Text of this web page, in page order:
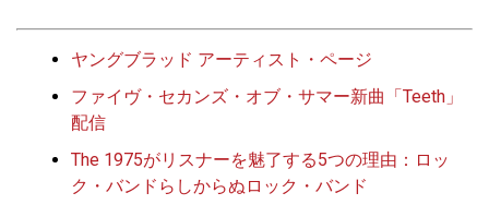
ヤングブラッド アーティスト・ページ
ファイヴ・セカンズ・オブ・サマー新曲「Teeth」
配信
The 1975がリスナーを魅了する5つの理由：ロッ
ク・バンドらしからぬロック・バンド